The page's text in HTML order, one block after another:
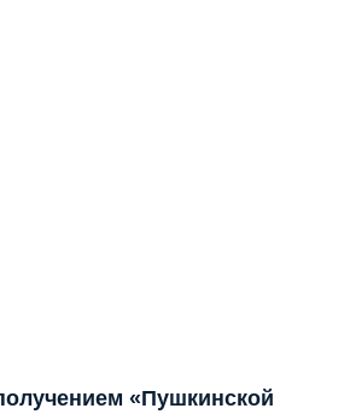
«Пушкинской